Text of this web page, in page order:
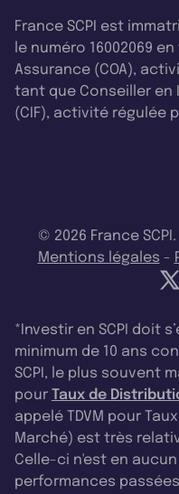
France SCPI est
le numéro 16002069
Assurance (COA),
tant que Conseiller en
(CIF), activité régulée
© 2026 France
Mentions légales -
*Investir en SCPI doit
minimum de 10 ans
SCPI, le plus souvent
pour Taux de
appelé TDVM pour
Marché) est très
Celle-ci n'est en
performances